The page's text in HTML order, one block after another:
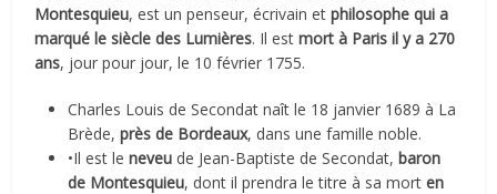
Montesquieu, est un penseur, écrivain etphilosophe qui a
marqué le siècle des Lumières. Il estmort à Paris il y a 270
ans, jour pour jour, le 10 février 1755.
Charles Louis de Secondat naît le 18 janvier 1689 à La
Brède,près de Bordeaux, dans une famille noble.
•Il est leneveu de Jean-Baptiste de Secondat,baron
de Montesquieu, dont il prendra le titre à sa morten